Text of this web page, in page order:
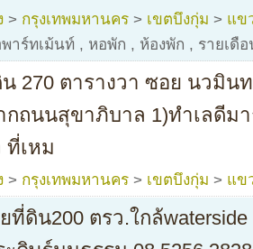
> กรุงเทพมหานคร > เขตบึงกุ่ม > แข
าร์ทเม้นท์ , หอพัก , ห้องพัก , รายเดื
270 ตารางวา ซอย นวมินท
กถนนสุขาภิบาล 1)ทำเลดีม
ที่เหม
> กรุงเทพมหานคร > เขตบึงกุ่ม > แข
ที่ดิน200 ตรว.ใกล้